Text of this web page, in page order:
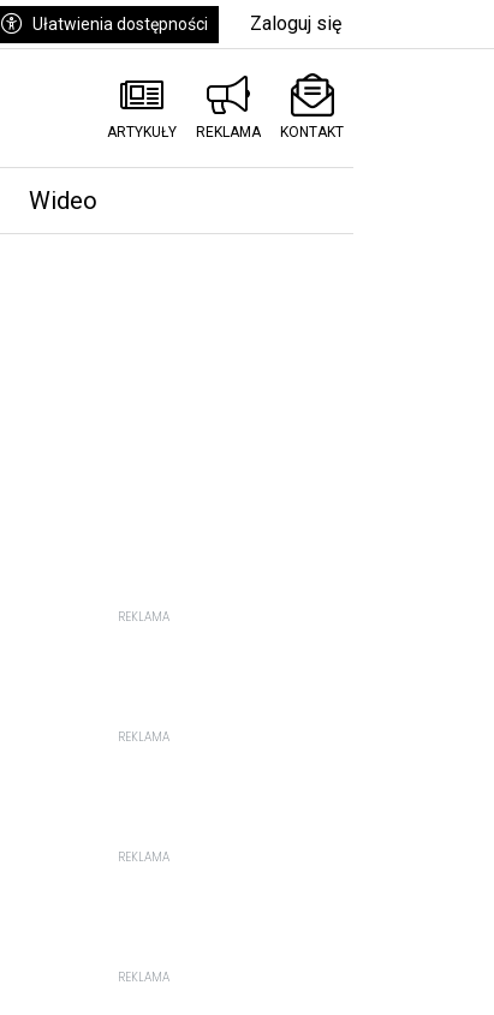
Ułatwienia dostępności Zaloguj się
ARTYKUŁY REKLAMA KONTAKT
Wideo
REKLAMA
REKLAMA
REKLAMA
REKLAMA